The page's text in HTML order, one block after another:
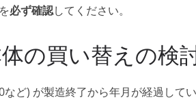
必ず確認してください。
の買い替えの検
など) が製造終了から年月が経過して